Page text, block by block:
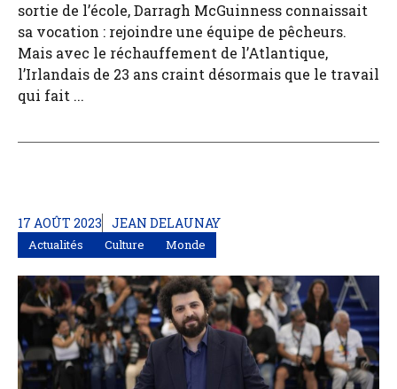
sortie de l’école, Darragh McGuinness connaissait
sa vocation : rejoindre une équipe de pêcheurs.
Mais avec le réchauffement de l’Atlantique,
l’Irlandais de 23 ans craint désormais que le travail
qui fait ...
17 AOÛT 2023 JEAN DELAUNAY
Actualités Culture Monde